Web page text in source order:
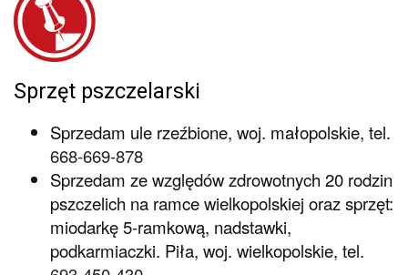
Sprzęt pszczelarski
Sprzedam ule rzeźbione, woj. małopolskie, tel.
668-669-878
Sprzedam ze względów zdrowotnych 20 rodzin
pszczelich na ramce wielkopolskiej oraz sprzęt:
miodarkę 5-ramkową, nadstawki,
podkarmiaczki. Piła, woj. wielkopolskie, tel.